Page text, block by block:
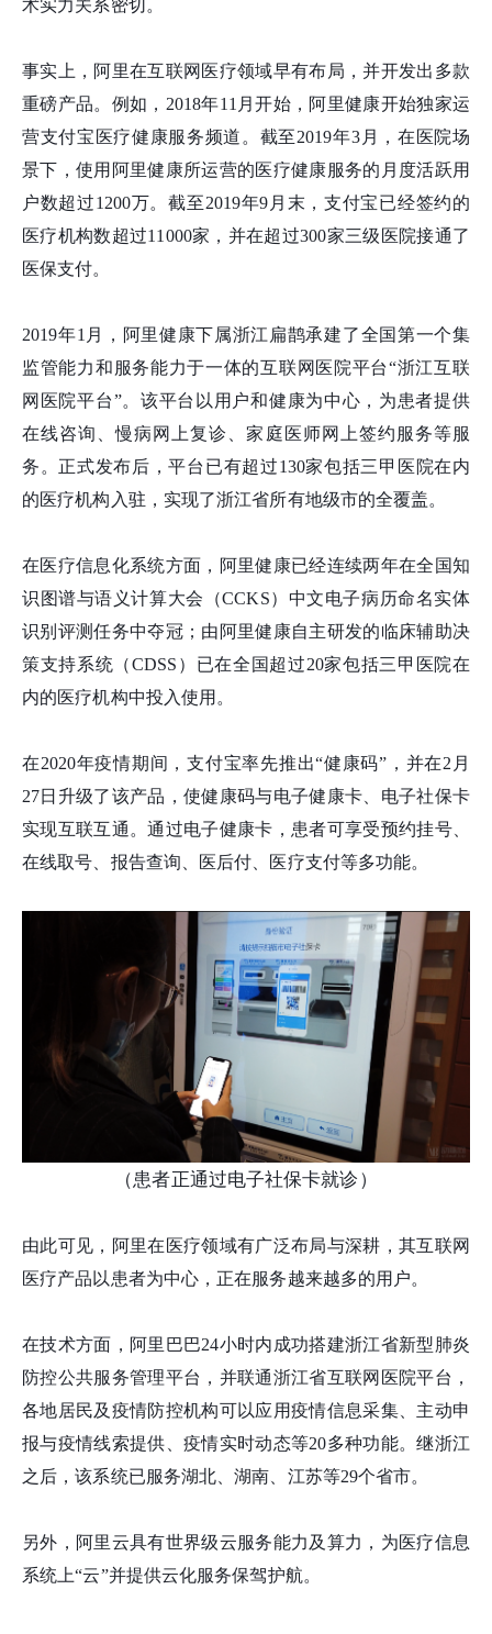
术实力关系密切。
事实上，阿里在互联网医疗领域早有布局，并开发出多款
重磅产品。例如，2018年11月开始，阿里健康开始独家运
营支付宝医疗健康服务频道。截至2019年3月，在医院场
景下，使用阿里健康所运营的医疗健康服务的月度活跃用
户数超过1200万。截至2019年9月末，支付宝已经签约的
医疗机构数超过11000家，并在超过300家三级医院接通了
医保支付。
2019年1月，阿里健康下属浙江扁鹊承建了全国第一个集
监管能力和服务能力于一体的互联网医院平台“浙江互联
网医院平台”。该平台以用户和健康为中心，为患者提供
在线咨询、慢病网上复诊、家庭医师网上签约服务等服
务。正式发布后，平台已有超过130家包括三甲医院在内
的医疗机构入驻，实现了浙江省所有地级市的全覆盖。
在医疗信息化系统方面，阿里健康已经连续两年在全国知
识图谱与语义计算大会（CCKS）中文电子病历命名实体
识别评测任务中夺冠；由阿里健康自主研发的临床辅助决
策支持系统（CDSS）已在全国超过20家包括三甲医院在
内的医疗机构中投入使用。
在2020年疫情期间，支付宝率先推出“健康码”，并在2月
27日升级了该产品，使健康码与电子健康卡、电子社保卡
实现互联互通。通过电子健康卡，患者可享受预约挂号、
在线取号、报告查询、医后付、医疗支付等多功能。
（患者正通过电子社保卡就诊）
由此可见，阿里在医疗领域有广泛布局与深耕，其互联网
医疗产品以患者为中心，正在服务越来越多的用户。
在技术方面，阿里巴巴24小时内成功搭建浙江省新型肺炎
防控公共服务管理平台，并联通浙江省互联网医院平台，
各地居民及疫情防控机构可以应用疫情信息采集、主动申
报与疫情线索提供、疫情实时动态等20多种功能。继浙江
之后，该系统已服务湖北、湖南、江苏等29个省市。
另外，阿里云具有世界级云服务能力及算力，为医疗信息
系统上“云”并提供云化服务保驾护航。